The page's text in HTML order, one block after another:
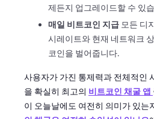
제든지 업그레이드할 수 있
매일 비트코인 지급 모든 디
시레이트와 현재 네트워크
코인을 벌어줍니다.
사용자가 가진 통제력과 전체적인
을 확실히 최고의 비트코인 채굴 앱
이 오늘날에도 여전히 의미가 있는